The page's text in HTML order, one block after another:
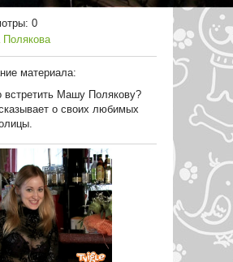
: 0
материала:
встретить Машу Полякову?
о своих любимых